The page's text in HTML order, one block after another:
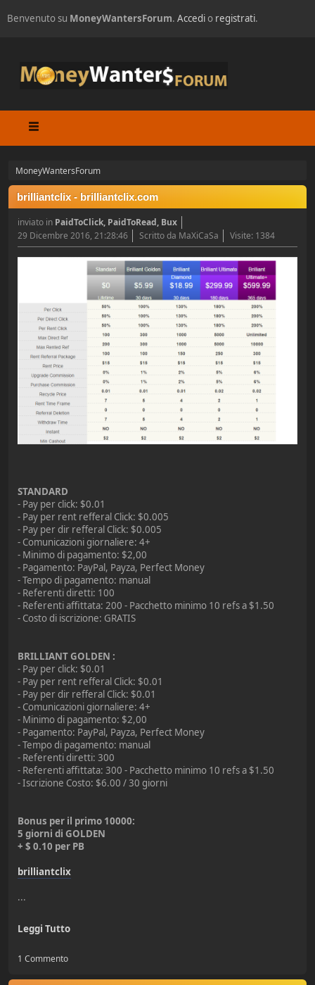
Benvenuto su MoneyWantersForum. Accedio registrati.
MoneyWantersForum
brilliantclix - brilliantclix.com
inviato in PaidToClick, PaidToRead, Bux
29 Dicembre 2016, 21:28:46
Scritto da MaXiCaSa Visite: 1384
STANDARD
- Pay per click: $0.01
- Pay per rent refferal Click: $0.005
- Pay per dir refferal Click: $0.005
- Comunicazioni giornaliere: 4+
- Minimo di pagamento: $2,00
- Pagamento: PayPal, Payza, Perfect Money
- Tempo di pagamento: manual
- Referenti diretti: 100
- Referenti affittata: 200 - Pacchetto minimo 10 refs a $1.50
- Costo di iscrizione: GRATIS
BRILLIANT GOLDEN :
- Pay per click: $0.01
- Pay per rent refferal Click: $0.01
- Pay per dir refferal Click: $0.01
- Comunicazioni giornaliere: 4+
- Minimo di pagamento: $2,00
- Pagamento: PayPal, Payza, Perfect Money
- Tempo di pagamento: manual
- Referenti diretti: 300
- Referenti affittata: 300 - Pacchetto minimo 10 refs a $1.50
- Iscrizione Costo: $6.00 / 30 giorni
Bonus per il primo 10000:
5 giorni di GOLDEN
+ $ 0.10 per PB
brilliantclix
...
Leggi Tutto
1 Commento